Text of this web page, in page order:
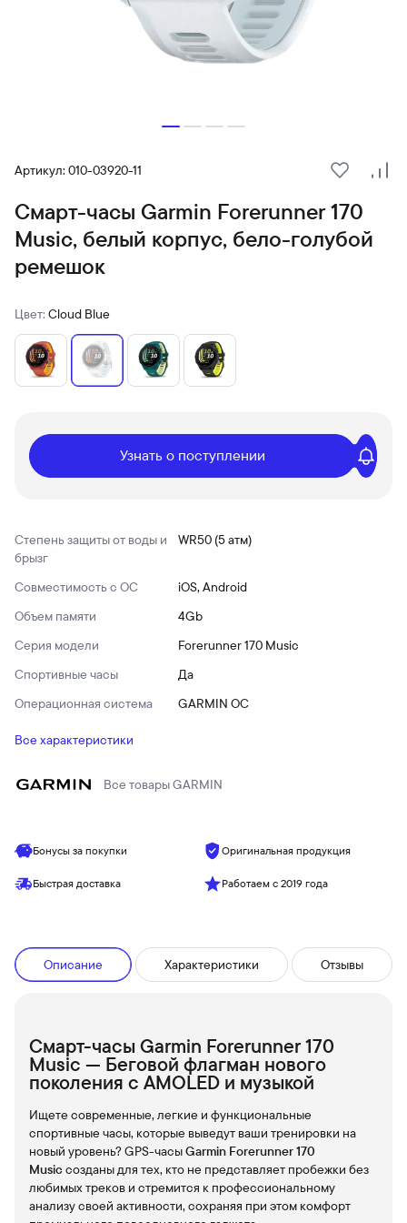
Артикул: 010-03920-11
В
Смарт-часы Garmin Forerunner 170
Music, белый корпус, бело-голубой
ремешок
Цвет: Cloud Blue
Узнать о поступлении
Степень защиты от воды и
брызг
WR50 (5 атм)
Совместимость с ОС
iOS, Android
Объем памяти
4Gb
Серия модели
Forerunner 170 Music
Спортивные часы
Да
Операционная система
GARMIN OC
Все характеристики
Все товарыGARMIN
Бонусы за покупки Оригинальная продукция
Быстрая доставка Работаем с 2019 года
Описание Характеристики Отзывы
Смарт-часы Garmin Forerunner 170
Music — Беговой флагман нового
поколения с AMOLED и музыкой
Ищете современные, легкие и функциональные
спортивные часы, которые выведут ваши тренировки на
новый уровень? GPS-часыGarmin Forerunner 170
Musicсозданы для тех, кто не представляет пробежки без
любимых треков и стремится к профессиональному
анализу своей активности, сохраняя при этом комфорт